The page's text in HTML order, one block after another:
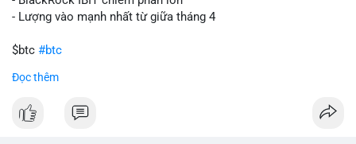
- Lượng vào mạnh nhất từ giữa tháng 4
$btc #btc
#vlikevn
📰 Nguồn: CoinDesk
Đọc thêm